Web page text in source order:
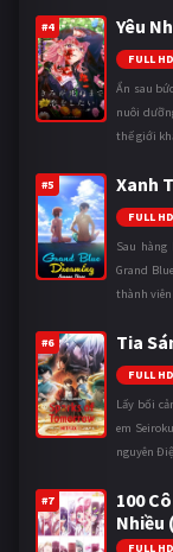
#4 Yêu
FULL
Ẩn sau
nuôi
thế giới
#5 Xanh
FULL
Sau
Grand
thành
#6 Tia
FULL
Lấy bối
em
nguyên
#7
100
Nhiều
FULL